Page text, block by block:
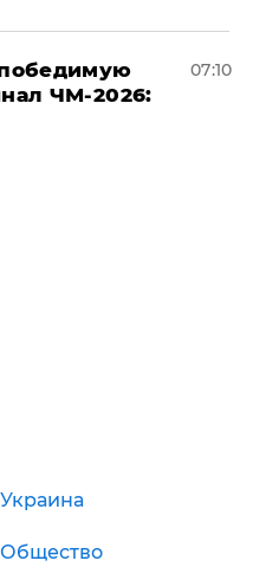
ЧМ-2026:
07:10
Украина
Общество